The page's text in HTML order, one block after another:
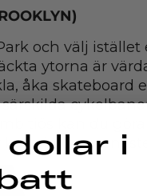
och välj
ytorna är
åka skateboard
kan du
kolla in den
dollar i